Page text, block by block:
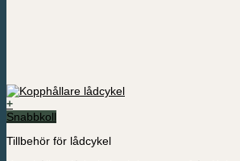
+
Snabbkoll
Tillbehör för lådcykel